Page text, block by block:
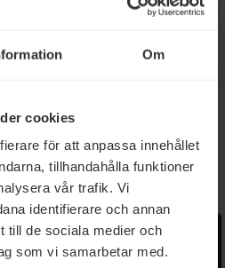
Om
cookies
för att anpassa innehållet
tillhandahålla funktioner
vår trafik. Vi
identifierare och annan
till de sociala medier och
som vi samarbetar med.
Populära länkar